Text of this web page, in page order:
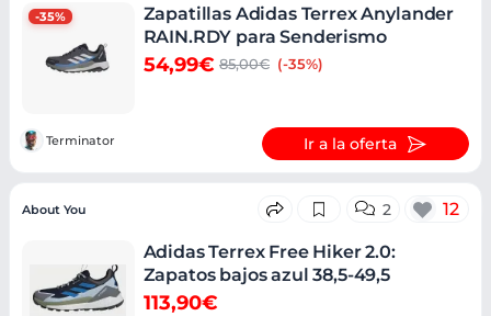
-35%
Zapatillas Adidas Terrex Anylander
RAIN.RDY para Senderismo
54,99€ 85,00€ (-35%)
Terminator Ir a la oferta
About You 2 12
Adidas Terrex Free Hiker 2.0:
Zapatos bajos azul 38,5-49,5
113,90€